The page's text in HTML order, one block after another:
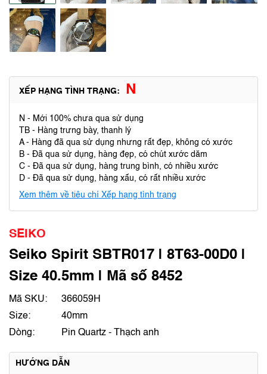
XẾP HẠNG TÌNH TRẠNG: N
N - Mới 100% chưa qua sử dụng
TB - Hàng trưng bày, thanh lý
A - Hàng đã qua sử dụng nhưng rất đẹp, không có xước
B - Đã qua sử dụng, hàng đẹp, có chút xước dăm
C - Đã qua sử dụng, hàng trung bình, có nhiều xước
D - Đã qua sử dụng, hàng xấu, có rất nhiều xước
Xem thêm về tiêu chí Xếp hạng tình trạng
SEIKO
Seiko Spirit SBTR017 | 8T63-00D0 |
Size 40.5mm | Mã số 8452
Mã SKU:
366059H
Size:
40mm
Dòng:
Pin Quartz - Thạch anh
HƯỚNG DẪN